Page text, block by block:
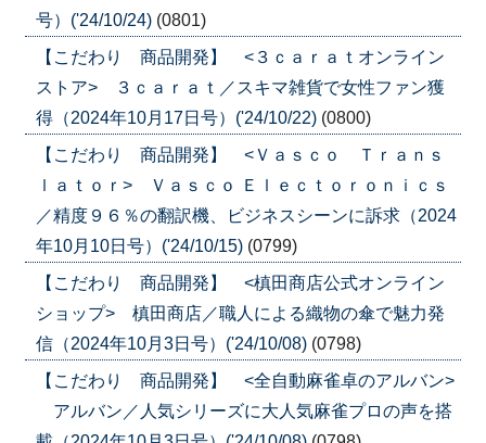
号）('24/10/24) (0801)
【こだわり 商品開発】 <３ｃａｒａｔオンライン
ストア> ３ｃａｒａｔ／スキマ雑貨で女性ファン獲
得（2024年10月17日号）('24/10/22) (0800)
【こだわり 商品開発】 <Ｖａｓｃｏ Ｔｒａｎｓ
ｌａｔｏｒ> Ｖａｓｃｏ Ｅｌｅｃｔｏｒｏｎｉｃｓ
／精度９６％の翻訳機、ビジネスシーンに訴求（2024
年10月10日号）('24/10/15) (0799)
【こだわり 商品開発】 <槙田商店公式オンライン
ショップ> 槙田商店／職人による織物の傘で魅力発
信（2024年10月3日号）('24/10/08) (0798)
【こだわり 商品開発】 <全自動麻雀卓のアルバン>
アルバン／人気シリーズに大人気麻雀プロの声を搭